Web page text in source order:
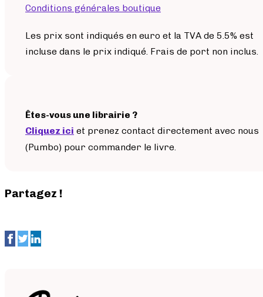
Conditions générales boutique
Les prix sont indiqués en euro et la TVA de 5.5% est
incluse dans le prix indiqué. Frais de port non inclus.
Êtes-vous une librairie ?
Cliquez ici et prenez contact directement avec nous
(Pumbo) pour commander le livre.
Partagez !